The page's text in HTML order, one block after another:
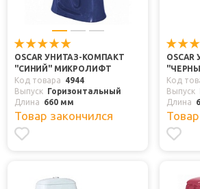
OSCAR УНИТАЗ-КОМПАКТ
"СИНИЙ" МИКРОЛИФТ
Код товара
4944
Выпуск Горизонтальный
Длина
660 мм
Товар закончился
Код
Выпуск
Длина